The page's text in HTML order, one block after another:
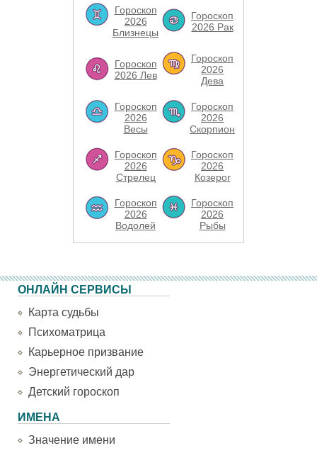
Гороскоп
2026
Близнецы
Гороскоп
2026 Рак
Гороскоп
2026 Лев
Гороскоп
2026
Дева
Гороскоп
2026
Весы
Гороскоп
2026
Скорпион
Гороскоп
2026
Стрелец
Гороскоп
2026
Козерог
Гороскоп
2026
Водолей
Гороскоп
2026
Рыбы
ОНЛАЙН СЕРВИСЫ
Карта судьбы
Психоматрица
Карьерное призвание
Энергетический дар
Детский гороскоп
ИМЕНА
Значение имени